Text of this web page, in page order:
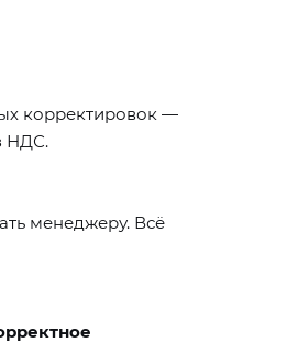
корректировок —
НДС.
менеджеру. Всё